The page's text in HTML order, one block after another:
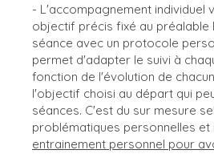
- L'accompagnement individuel
objectif précis fixé au préalable
séance avec un protocole
permet d'adapter le suivi à
fonction de l'évolution de
l'objectif choisi au départ qui
séances. C'est du sur mesure
problématiques personnelles et
entrainement personnel pour